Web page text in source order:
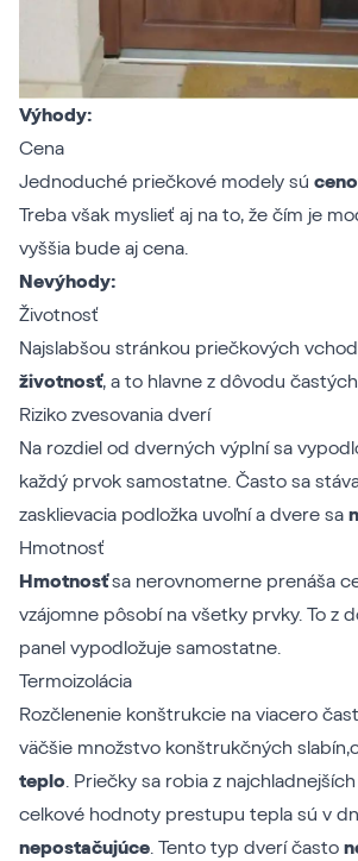
Výhody:
Cena
Jednoduché priečkové modely sú
Treba však myslieť aj na to, že čím je
vyššia bude aj cena.
Nevýhody:
Životnosť
Najslabšou stránkou priečkových
životnosť, a to hlavne z dôvodu
Riziko zvesovania dverí
Na rozdiel od dverných výplní sa
každý prvok samostatne. Často sa
zasklievacia podložka uvoľní a dvere sa
Hmotnosť
Hmotnosťsa nerovnomerne prenáša
vzájomne pôsobí na všetky prvky. To z
panel vypodložuje samostatne.
Termoizolácia
Rozčlenenie konštrukcie na viacero
väčšie množstvo konštrukčných
teplo . Priečky sa robia z
celkové hodnoty prestupu tepla sú v
nepostačujúce . Tento typ dverí často